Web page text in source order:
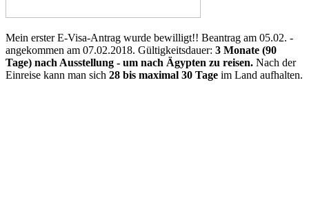
Mein erster E-Visa-Antrag wurde bewilligt!! Beantrag am 05.02. -
angekommen am 07.02.2018. Gültigkeitsdauer: 3 Monate (90
Tage) nach Ausstellung - um nach Ägypten zu reisen. Nach der
Einreise kann man sich 28 bis maximal 30 Tage im Land aufhalten.